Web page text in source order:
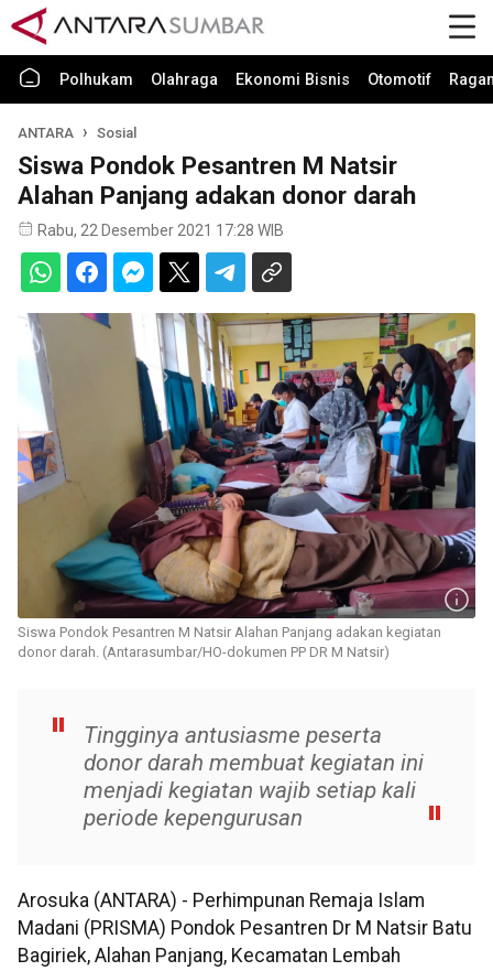
Polhukam Olahraga Ekonomi Bisnis Otomotif
ANTARA Sosial
Siswa Pondok Pesantren M Natsir
Alahan Panjang adakan donor darah
Rabu, 22 Desember 2021 17:28 WIB
Siswa Pondok Pesantren M Natsir Alahan Panjang adakan kegiatan
donor darah. (Antarasumbar/HO-dokumen PP DR M Natsir)
Tingginya antusiasme peserta
donor darah membuat kegiatan ini
menjadi kegiatan wajib setiap kali
periode kepengurusan
Arosuka (ANTARA) - Perhimpunan Remaja Islam
Madani (PRISMA) Pondok Pesantren Dr M Natsir Batu
Bagiriek, Alahan Panjang, Kecamatan Lembah